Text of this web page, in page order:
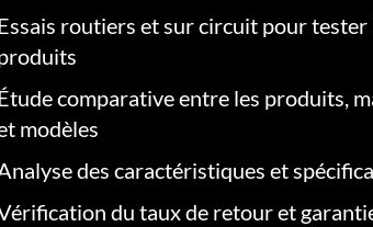
routiers et sur circuit pour tester
comparative entre les produits,
modèles
des caractéristiques et
du taux de retour et